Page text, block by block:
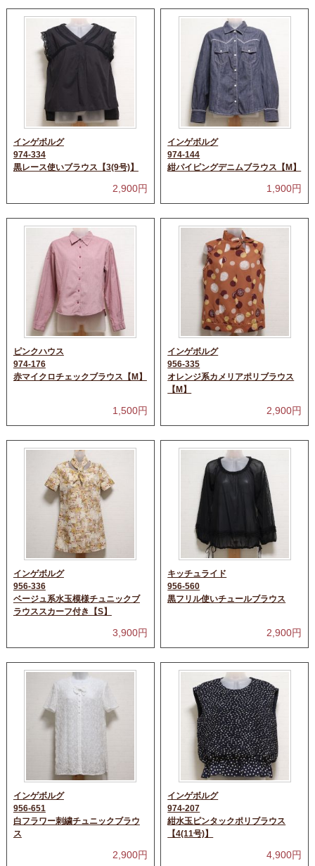
インゲボルグ
974-334
黒レース使いブラウス【3(9号)】
2,900円
インゲボルグ
974-144
紺パイピングデニムブラウス【M】
1,900円
ピンクハウス
974-176
赤マイクロチェックブラウス【M】
1,500円
インゲボルグ
956-335
オレンジ系カメリアポリブラウス
【M】
2,900円
インゲボルグ
956-336
ベージュ系水玉模様チュニックブ
ラウススカーフ付き【S】
3,900円
キッチュライド
956-560
黒フリル使いチュールブラウス
2,900円
インゲボルグ
956-651
白フラワー刺繍チュニックブラウ
ス
2,900円
インゲボルグ
974-207
紺水玉ピンタックポリブラウス
【4(11号)】
4,900円